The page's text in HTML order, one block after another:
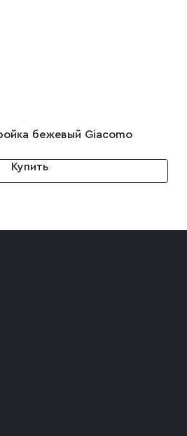
бежевый Giacomo
Купить